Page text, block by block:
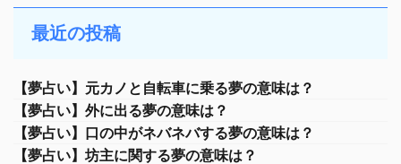
最近の投稿
【夢占い】元カノと自転車に乗る夢の意味は？
【夢占い】外に出る夢の意味は？
【夢占い】口の中がネバネバする夢の意味は？
【夢占い】坊主に関する夢の意味は？